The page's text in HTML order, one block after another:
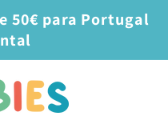
50€ para Portugal